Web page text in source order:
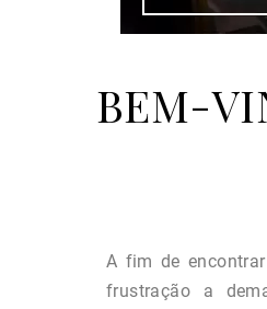
BEM-
A fim de
frustração a